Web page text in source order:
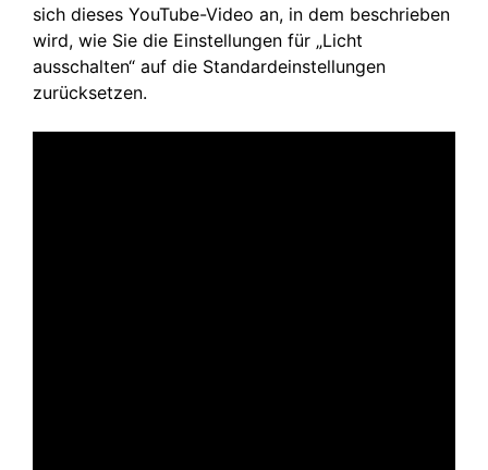
sich dieses YouTube-Video an, in dem beschrieben
wird, wie Sie die Einstellungen für „Licht
ausschalten“ auf die Standardeinstellungen
zurücksetzen.